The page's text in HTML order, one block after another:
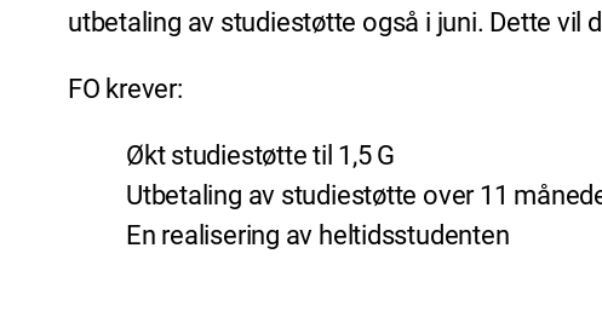
utbetaling av studiestøtte også i juni. Dette vil
FO krever:
Økt studiestøtte til 1,5 G
Utbetaling av studiestøtte over 11
En realisering av heltidsstudenten